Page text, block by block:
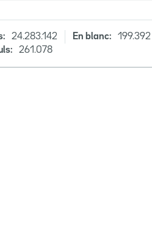
24.283.142 En blanc:
199.392
261.078